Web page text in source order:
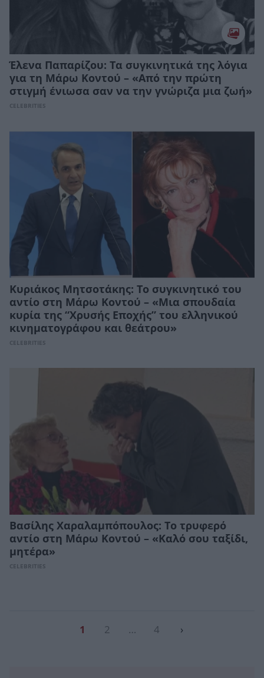
Έλενα Παπαρίζου: Τα συγκινητικά της λόγια
για τη Μάρω Κοντού – «Από την πρώτη
στιγμή ένιωσα σαν να την γνώριζα μια ζωή»
CELEBRITIES
Κυριάκος Μητσοτάκης: Το συγκινητικό του
αντίο στη Μάρω Κοντού – «Μια σπουδαία
κυρία της “Χρυσής Εποχής” του ελληνικού
κινηματογράφου και θεάτρου»
CELEBRITIES
Βασίλης Χαραλαμπόπουλος: Το τρυφερό
αντίο στη Μάρω Κοντού – «Καλό σου ταξίδι,
μητέρα»
CELEBRITIES
1 2 … 4 ›